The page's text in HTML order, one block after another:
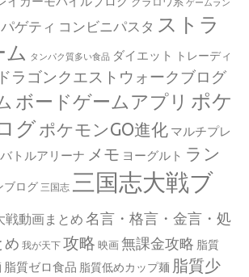
ゲームラン
ゲティ コンビニパスタ ストラ
ム
タンパク質多い食品 ダイエット
トレーディ
ドラゴンクエストウォークブログ
ボードゲームアプリ ポケ
グポケモンGO進化 マルチプレ
トルアリーナ メモ ヨーグルト ラン
ブログ 三国志 三国志大戦ブ
戦動画まとめ 名言・格言・金言・処
め 我が天下 攻略 映画 無課金攻略 脂質
脂質ゼロ食品 脂質低めカップ麺 脂質少